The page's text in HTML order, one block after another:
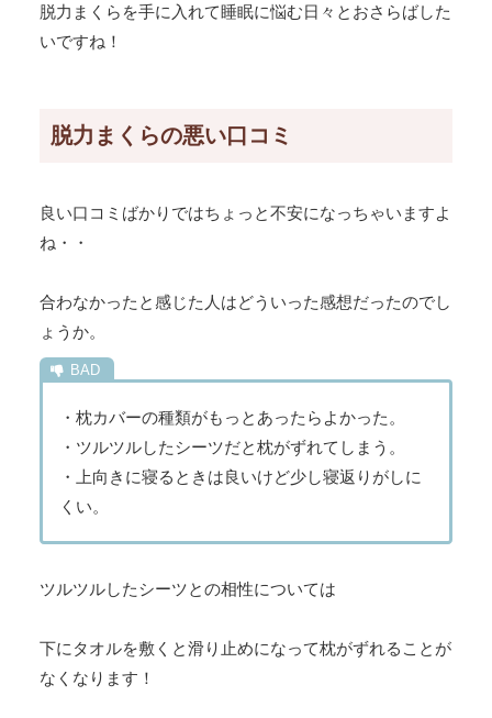
脱力まくらを手に入れて睡眠に悩む日々とおさらばした
いですね！
脱力まくらの悪い口コミ
良い口コミばかりではちょっと不安になっちゃいますよ
ね・・
合わなかったと感じた人はどういった感想だったのでし
ょうか。
・枕カバーの種類がもっとあったらよかった。
・ツルツルしたシーツだと枕がずれてしまう。
・上向きに寝るときは良いけど少し寝返りがしに
くい。
ツルツルしたシーツとの相性については
下にタオルを敷くと滑り止めになって枕がずれることが
なくなります！